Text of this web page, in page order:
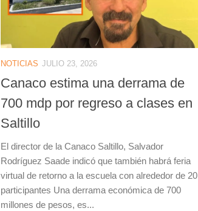
NOTICIAS JULIO 23, 2026
Canaco estima una derrama de
700 mdp por regreso a clases en
Saltillo
El director de la Canaco Saltillo, Salvador
Rodríguez Saade indicó que también habrá feria
virtual de retorno a la escuela con alrededor de 20
participantes Una derrama económica de 700
millones de pesos, es...